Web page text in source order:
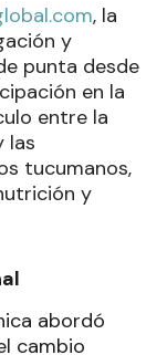
, la
y
punta desde
en la
entre la
las
tucumanos,
y
abordó
cambio